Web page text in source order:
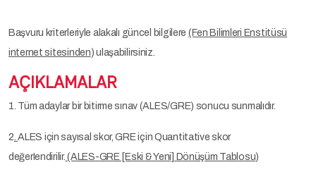
Başvuru kriterleriyle alakalı güncel bilgilere (Fen Bilimleri Enstitüsü
internet sitesinden) ulaşabilirsiniz.
AÇIKLAMALAR
1. Tüm adaylar bir bitirme sınav (ALES/GRE) sonucu sunmalıdır.
2.ALES için sayısal skor, GRE için Quantitative skor
değerIendirilir. (ALES-GRE [Eski & Yeni] Dönüşüm Tablosu)